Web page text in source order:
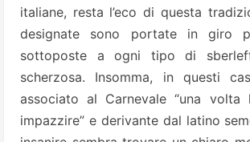
italiane, resta l’eco di questa
designate sono portate in giro
sottoposte a ogni tipo di
scherzosa. Insomma, in questi
associato al Carnevale “una volta
impazzire” e derivante dal latino